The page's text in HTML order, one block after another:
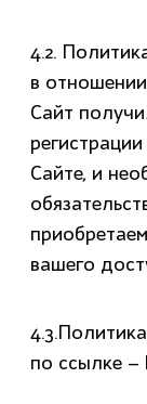
4.2.
в
Сайт
Сайте, и
вашего
по ссылке –